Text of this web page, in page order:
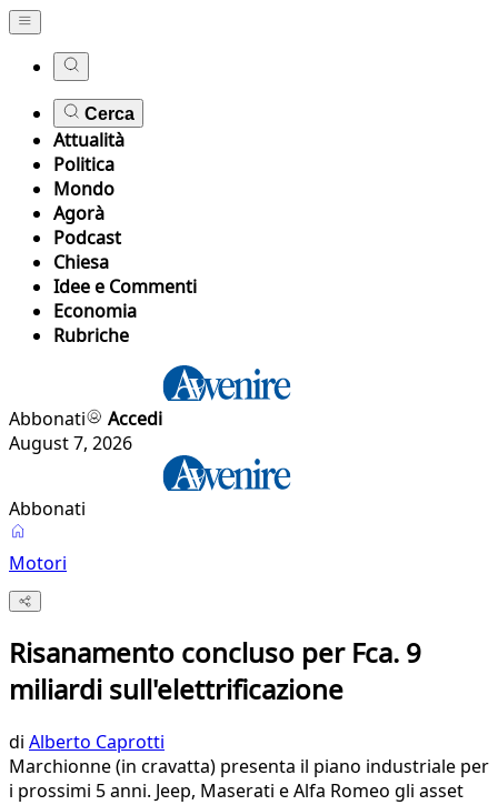
Cerca
Attualità
Politica
Mondo
Agorà
Podcast
Chiesa
Idee e Commenti
Economia
Rubriche
Abbonati
Accedi
August 7, 2026
Abbonati
Motori
Risanamento concluso per Fca. 9
miliardi sull'elettrificazione
di Alberto Caprotti
Marchionne (in cravatta) presenta il piano industriale per
i prossimi 5 anni. Jeep, Maserati e Alfa Romeo gli asset